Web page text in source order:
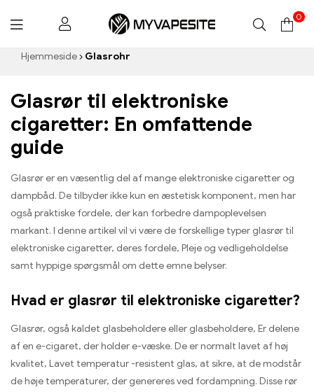
Myvapesite.de
0
Hjemmeside Glasrohr
Glasrør til elektroniske
cigaretter: En omfattende
guide
Glasrør er en væsentlig del af mange elektroniske cigaretter og
dampbåd. De tilbyder ikke kun en æstetisk komponent, men har
også praktiske fordele, der kan forbedre dampoplevelsen
markant. I denne artikel vil vi være de forskellige typer glasrør til
elektroniske cigaretter, deres fordele, Pleje og vedligeholdelse
samt hyppige spørgsmål om dette emne belyser.
Hvad er glasrør til elektroniske cigaretter?
Glasrør, også kaldet glasbeholdere eller glasbeholdere, Er delene
af en e-cigaret, der holder e-væske. De er normalt lavet af høj
kvalitet, Lavet temperatur -resistent glas, at sikre, at de modstår
de høje temperaturer, der genereres ved fordampning. Disse rør